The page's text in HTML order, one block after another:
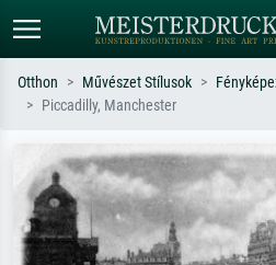
Keressen művész, műcím vagy stílus
szerint – pl. Monet, Csillagos éj,
impresszionizmus, Hokusai-hullám,
akt.
Otthon Művészet Stílusok
Piccadilly, Manchester